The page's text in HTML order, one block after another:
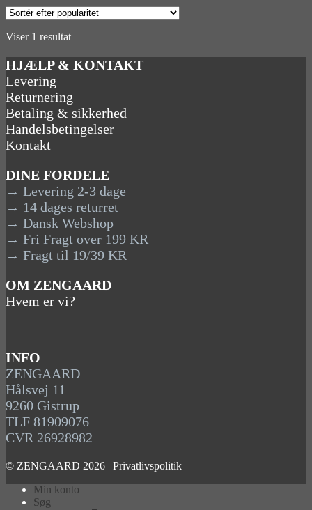
Viser 1 resultat
HJÆLP & KONTAKT
Levering
Returnering
Betaling & sikkerhed
Handelsbetingelser
Kontakt
DINE FORDELE
→ Levering 2-3 dage
→ 14 dages returret
→ Dansk Webshop
→ Fri Fragt over 199 KR
→ Fragt til 19/39 KR
OM ZENGAARD
Hvem er vi?
INFO
ZENGAARD
Hålsvej 11
9260 Gistrup
TLF 81909076
CVR 26928982
© ZENGAARD 2026 | Privatlivspolitik
Min konto
Søg